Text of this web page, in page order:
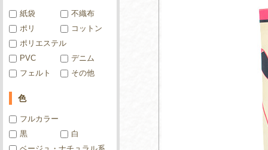
紙袋
不織布
ポリ
コットン
ポリエステル
PVC
デニム
フェルト
その他
色
フルカラー
黒
白